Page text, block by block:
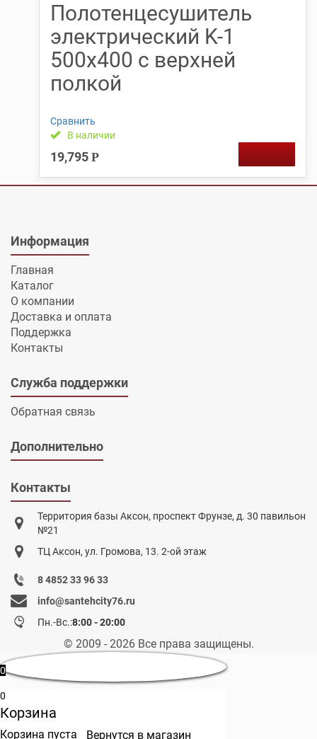
Полотенцесушитель
электрический K-1
500х400 с верхней
полкой
Сравнить
В наличии
19,795 Р
Информация
Главная
Каталог
О компании
Доставка и оплата
Поддержка
Контакты
Служба поддержки
Обратная связь
Дополнительно
Контакты
Территория базы Аксон, проспект Фрунзе, д. 30 павильон
№21
ТЦ Аксон, ул. Громова, 13. 2-ой этаж
8 4852 33 96 33
info@santehcity76.ru
Пн.-Вс.:8:00 - 20:00
© 2009 - 2026 Все права защищены.
0
0
Корзина
Корзина пуста Вернутся в магазин